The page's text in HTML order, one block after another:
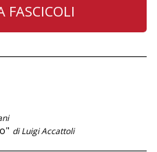
FASCICOLI
di Luigi Accattoli